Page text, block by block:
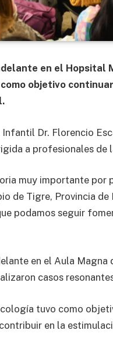
en el Hopsital
objetivo
Dr. Florencio
a profesionales de
muy importante
de Tigre, Provincia
podamos seguir
en el Aula
casos
tuvo como
en la